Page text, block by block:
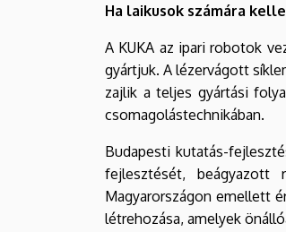
Műszaki
Ha laikusok számára
A KUKA az ipari robotok
gyártjuk. A lézervágott
zajlik a teljes gyártási
csomagolástechnikában.
Budapesti kutatás-
fejlesztését, beágyazott
Magyarországon emellett
létrehozása, amelyek